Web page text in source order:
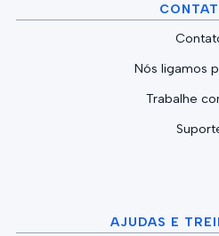
Nós ligamos
Trabalhe
AJUDAS E